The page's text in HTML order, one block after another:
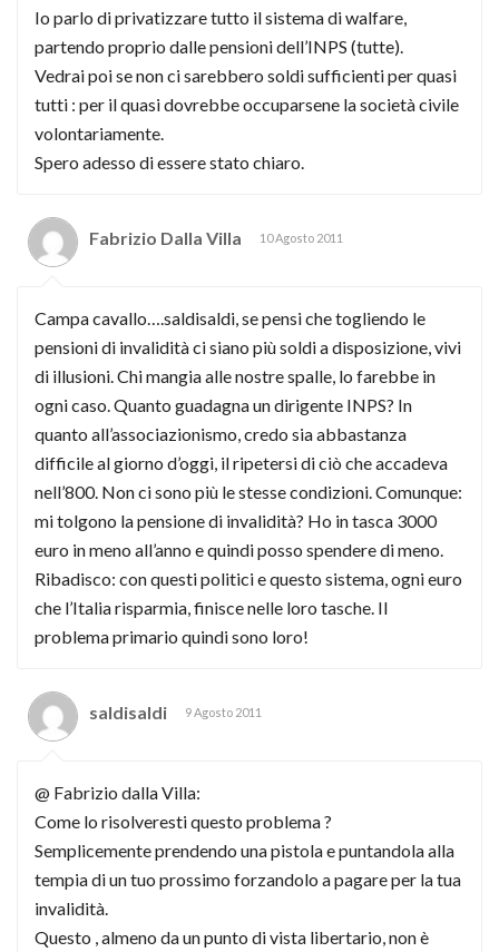
Io parlo di privatizzare tutto il sistema di walfare,
partendo proprio dalle pensioni dell’INPS (tutte).
Vedrai poi se non ci sarebbero soldi sufficienti per quasi
tutti : per il quasi dovrebbe occuparsene la società civile
volontariamente.
Spero adesso di essere stato chiaro.
Fabrizio Dalla Villa 10 Agosto 2011
Campa cavallo….saldisaldi, se pensi che togliendo le
pensioni di invalidità ci siano più soldi a disposizione, vivi
di illusioni. Chi mangia alle nostre spalle, lo farebbe in
ogni caso. Quanto guadagna un dirigente INPS? In
quanto all’associazionismo, credo sia abbastanza
difficile al giorno d’oggi, il ripetersi di ciò che accadeva
nell’800. Non ci sono più le stesse condizioni. Comunque:
mi tolgono la pensione di invalidità? Ho in tasca 3000
euro in meno all’anno e quindi posso spendere di meno.
Ribadisco: con questi politici e questo sistema, ogni euro
che l’Italia risparmia, finisce nelle loro tasche. Il
problema primario quindi sono loro!
saldisaldi 9 Agosto 2011
@ Fabrizio dalla Villa:
Come lo risolveresti questo problema ?
Semplicemente prendendo una pistola e puntandola alla
tempia di un tuo prossimo forzandolo a pagare per la tua
invalidità.
Questo , almeno da un punto di vista libertario, non è